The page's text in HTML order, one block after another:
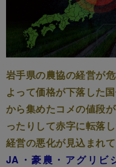
岩手県の農協の経営が
よって価格が下落した
から集めたコメの値段
ったりして赤字に転落
経営の悪化が見込まれ
JA・豪農・アグリビ